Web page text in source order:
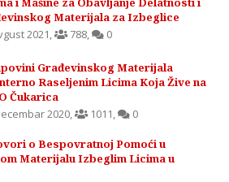
Materijala za Izbeglice
2021, 788, 0
Građevinskog Materijala
Raseljenim Licima Koja Žive na
Čukarica
2020, 1011, 0
o Bespovratnoj Pomoći u
Materijalu Izbeglim Licima u